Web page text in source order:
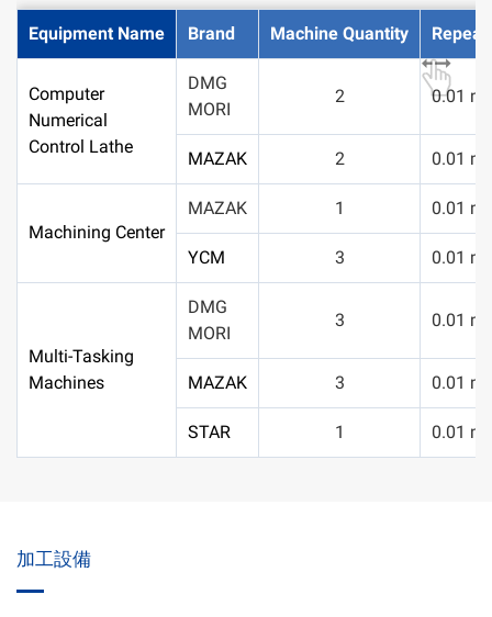
Equipment Name Brand Machine Quantity
Computer
Numerical
Control Lathe
DMG
MORI
2 0.01
MAZAK 2 0.01
Machining Center
MAZAK 1 0.01
YCM 3 0.01
Multi-Tasking
Machines
DMG
MORI
3 0.01
MAZAK 3 0.01
STAR 1 0.01
加工設備